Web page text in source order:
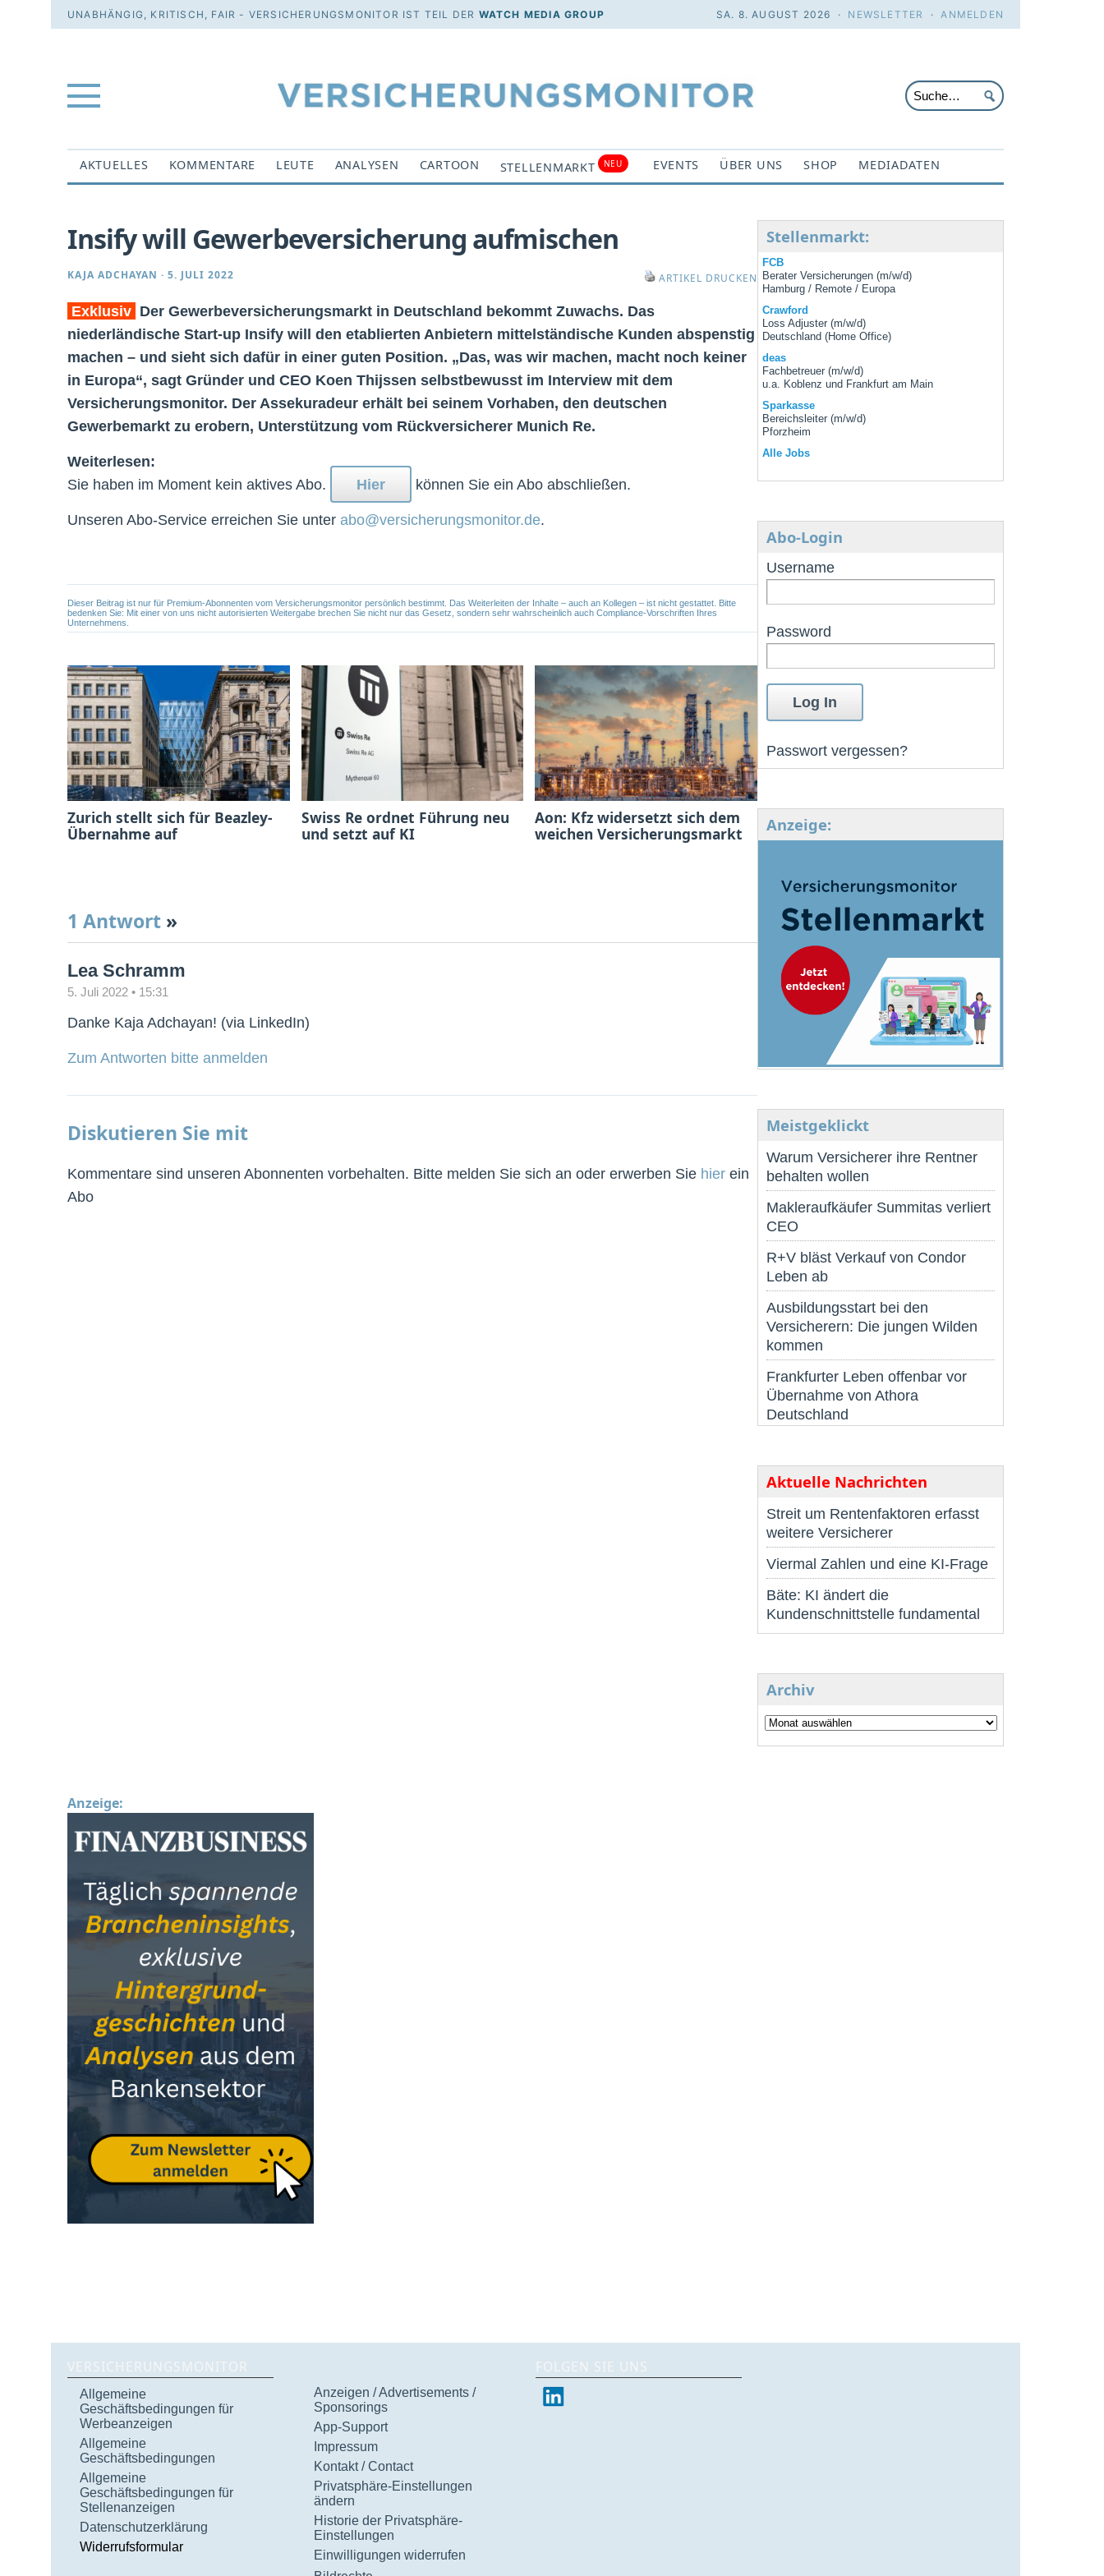
UNABHÄNGIG, KRITISCH, FAIR - VERSICHERUNGSMONITOR IST TEIL DER WATCH MEDIA GROUP SA. 8. AUGUST 2026 · NEWSLETTER ·ANMELDEN
AKTUELLES KOMMENTARE LEUTE ANALYSEN CARTOON STELLENMARKT NEU EVENTS ÜBER UNS SHOP MEDIADATEN
Insify will Gewerbeversicherung aufmischen
KAJA ADCHAYAN · 5. JULI 2022 ARTIKEL DRUCKEN
Exklusiv Der Gewerbeversicherungsmarkt in Deutschland bekommt Zuwachs. Das
niederländische Start-up Insify will den etablierten Anbietern mittelständische Kunden abspenstig
machen – und sieht sich dafür in einer guten Position. „Das, was wir machen, macht noch keiner
in Europa“, sagt Gründer und CEO Koen Thijssen selbstbewusst im Interview mit dem
Versicherungsmonitor. Der Assekuradeur erhält bei seinem Vorhaben, den deutschen
Gewerbemarkt zu erobern, Unterstützung vom Rückversicherer Munich Re.
Weiterlesen:
Sie haben im Moment kein aktives Abo.
Hier können Sie ein Abo abschließen.
Unseren Abo-Service erreichen Sie unter abo@versicherungsmonitor.de.
Dieser Beitrag ist nur für Premium-Abonnenten vom Versicherungsmonitor persönlich bestimmt. Das Weiterleiten der Inhalte – auch an Kollegen – ist nicht gestattet. Bitte
bedenken Sie: Mit einer von uns nicht autorisierten Weitergabe brechen Sie nicht nur das Gesetz, sondern sehr wahrscheinlich auch Compliance-Vorschriften Ihres
Unternehmens.
Zurich stellt sich für Beazley-
Übernahme auf
Swiss Re ordnet Führung neu
und setzt auf KI
Aon: Kfz widersetzt sich dem
weichen Versicherungsmarkt
1 Antwort »
Lea Schramm
5. Juli 2022 • 15:31
Danke Kaja Adchayan! (via LinkedIn)
Zum Antworten bitte anmelden
Diskutieren Sie mit
Kommentare sind unseren Abonnenten vorbehalten. Bitte melden Sie sich an oder erwerben Sie hier ein
Abo
Stellenmarkt:
FCB
Berater Versicherungen (m/w/d)
Hamburg / Remote / Europa
Crawford
Loss Adjuster (m/w/d)
Deutschland (Home Office)
deas
Fachbetreuer (m/w/d)
u.a. Koblenz und Frankfurt am Main
Sparkasse
Bereichsleiter (m/w/d)
Pforzheim
Alle Jobs
Abo-Login
Username
Password
Passwort vergessen?
Anzeige:
Meistgeklickt
Warum Versicherer ihre Rentner
behalten wollen
Makleraufkäufer Summitas verliert
CEO
R+V bläst Verkauf von Condor
Leben ab
Ausbildungsstart bei den
Versicherern: Die jungen Wilden
kommen
Frankfurter Leben offenbar vor
Übernahme von Athora
Deutschland
Aktuelle Nachrichten
Streit um Rentenfaktoren erfasst
weitere Versicherer
Viermal Zahlen und eine KI-Frage
Bäte: KI ändert die
Kundenschnittstelle fundamental
Archiv
Anzeige:
VERSICHERUNGSMONITOR
Allgemeine
Geschäftsbedingungen für
Werbeanzeigen
Allgemeine
Geschäftsbedingungen
Allgemeine
Geschäftsbedingungen für
Stellenanzeigen
Datenschutzerklärung
Widerrufsformular
Anzeigen / Advertisements /
Sponsorings
App-Support
Impressum
Kontakt / Contact
Privatsphäre-Einstellungen
ändern
Historie der Privatsphäre-
Einstellungen
Einwilligungen widerrufen
FOLGEN SIE UNS